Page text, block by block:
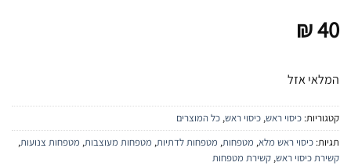
₪40
המלאי אזל
קטגוריות: כיסוי ראש, כיסוי ראש, כל המוצרים
תגיות: כיסוי ראש מלא, מטפחות, מטפחות לדתיות, מטפחות מעוצבות, מטפחות צנועות,
קשירת כיסוי ראש, קשירת מטפחות